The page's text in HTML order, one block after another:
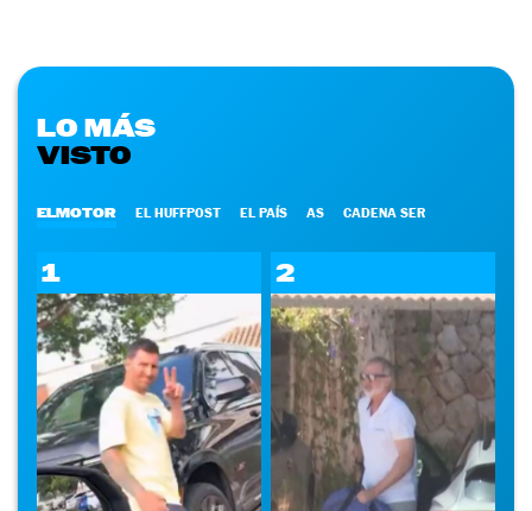
LO MÁS
VISTO
ELMOTOR EL HUFFPOST EL PAÍS AS CADENA SER
1 2